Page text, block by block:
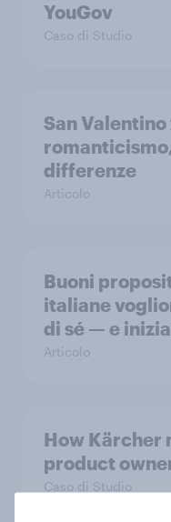
YouGov
Caso di Studio
San
differenze
Articolo
Buoni
italiane
di sé — e
Articolo
How Kärcher
product
Caso di Studio